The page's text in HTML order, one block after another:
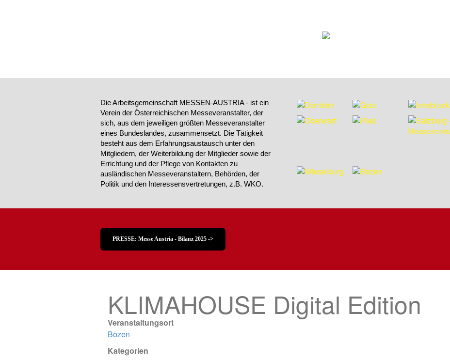
Die Arbeitsgemeinschaft MESSEN-AUSTRIA - ist ein
Verein der Österreichischen Messeveranstalter, der
sich, aus dem jeweiligen größten Messeveranstalter
eines Bundeslandes, zusammensetzt. Die Tätigkeit
besteht aus dem Erfahrungsaustausch unter den
Mitgliedern, der Weiterbildung der Mitglieder sowie der
Errichtung und der Pflege von Kontakten zu
ausländischen Messeveranstaltern, Behörden, der
Politik und den Interessensvertretungen, z.B. WKO.
PRESSE: Messe Austria - Bilanz 2025 ->
KLIMAHOUSE Digital Edition
Veranstaltungsort
Bozen
Kategorien